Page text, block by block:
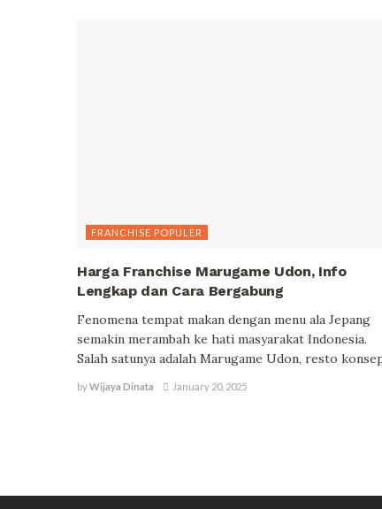
FRANCHISE POPULER
Harga Franchise Marugame Udon, Info
Lengkap dan Cara Bergabung
Fenomena tempat makan dengan menu ala Jepang
semakin merambah ke hati masyarakat Indonesia.
Salah satunya adalah Marugame Udon, resto
byWijaya Dinata January 20, 2025